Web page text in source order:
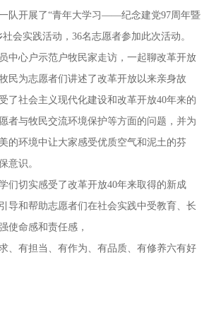
队开展了“青年大学习——纪念建党97周年暨
会实践活动，36名志愿者参加此次活动。
中心户示范户牧民家走访，一起聊改革开放
民为志愿者们讲述了改革开放以来亲身故
了社会主义现代化建设和改革开放40年来的
者与牧民交流环境保护等方面的问题，并为
的环境中让大家感受优质空气和泥土的芬
意识。
们切实感受了改革开放40年来取得的新成
导和帮助志愿者们在社会实践中受教育、长
使命感和责任感，
、有担当、有作为、有品质、有修养六有好